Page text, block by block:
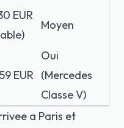
EUR
Moyen
EUR
Oui
(Mercedes
Classe V)
a Paris et